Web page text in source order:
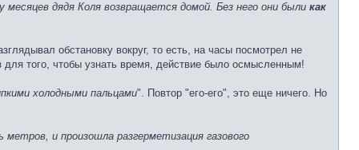
дядя Коля возвращается домой. Без него они были как
обстановку вокруг, то есть, на часы посмотрел не
того, чтобы узнать время, действие было осмысленным!
холодными пальцами". Повтор "его-его", это еще ничего. Но
и произошла разгерметизация газового